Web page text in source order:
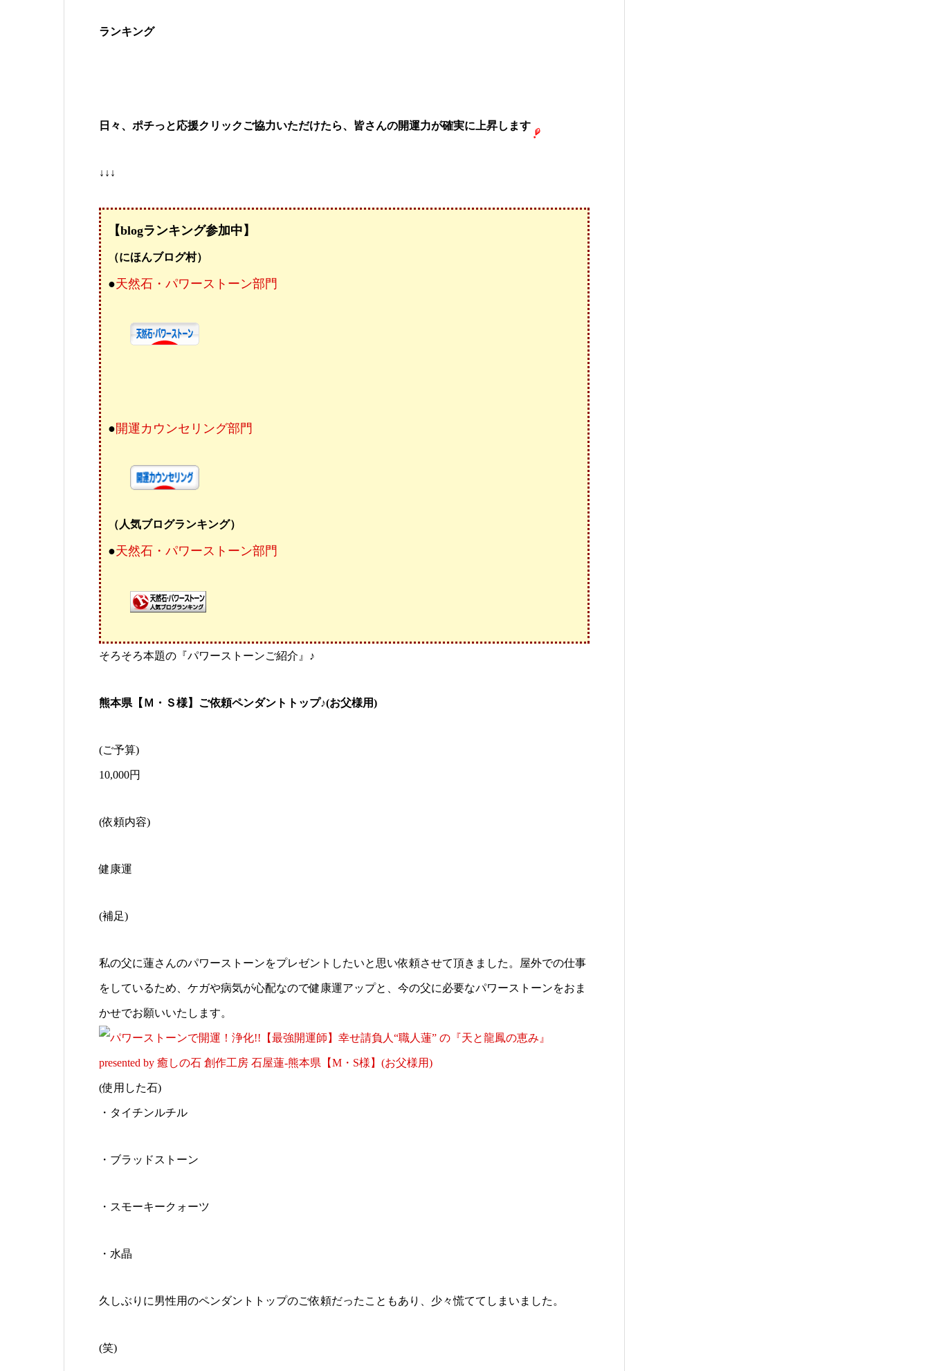
ランキング
日々、ポチっと応援クリックご協力いただけたら、 皆さんの開運力が確実に上昇します
↓↓↓
【blogランキング参加中】
（にほんブログ村）
●天然石・パワーストーン部門
●開運カウンセリング部門
（人気ブログランキング）
●天然石・パワーストーン部門
そろそろ本題の『パワーストーンご紹介』♪
熊本県【Ｍ・Ｓ様】ご依頼ペンダントトップ♪(お父様用)
(ご予算)
10,000円
(依頼内容)
健康運
(補足)
私の父に蓮さんのパワーストーンをプレゼントしたいと思い依頼させて頂きました。屋外での仕事
をしているため、ケガや病気が心配なので健康運アップと、今の父に必要なパワーストーンをおま
かせでお願いいたします。
(使用した石)
・タイチンルチル
・ブラッドストーン
・スモーキークォーツ
・水晶
久しぶりに男性用のペンダントトップのご依頼だったこともあり、少々慌ててしまいました。
(笑)